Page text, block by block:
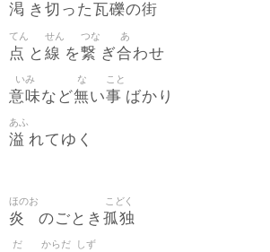
渇 き 切 った瓦礫の街
点
てん
と 線
せん
を繋
つな
ぎ合
あ
わせ
意味
いみ
など無
な
い事
こと
ばかり
溢
あふ
れてゆく
炎
ほのお
のごとき 孤独
こどく
だ からだ しず